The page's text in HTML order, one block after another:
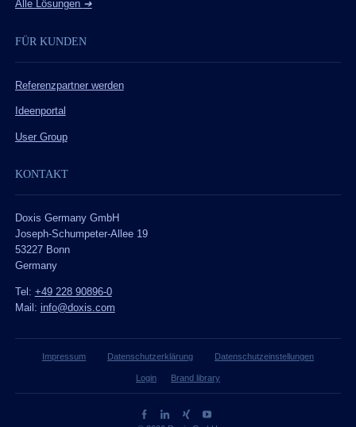
Alle Lösungen ➔
FÜR KUNDEN
Referenzpartner werden
Ideenportal
User Group
KONTAKT
Doxis Germany GmbH
Joseph-Schumpeter-Allee 19
53227 Bonn
Germany
Tel: +49 228 90896-0
Mail: info@doxis.com
Impressum Datenschutzerklärung Datenschutzeinstellungen
Login Brand library